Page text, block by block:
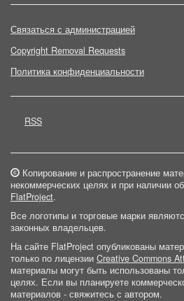
Связаться с администрацией
Copyright Removal Requests
Политика конфиденциальности
RSS
Копирование и распространение
некоммерческих целях и при наличии
FlatProject.
Все логотипы и торговые марки
законных владельцев.
На сайте FlatProject опубликованы
только по лицензии Creative Commons
материалы могут быть использованы
целях. Если вы планируете
материалов - свяжитесь с автором.